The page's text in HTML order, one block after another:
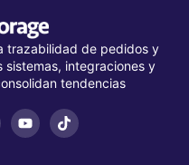
trazabilidad de pedidos y
sistemas, integraciones y
tendencias